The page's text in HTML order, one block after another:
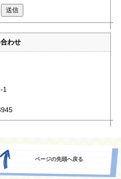
送信
わせ
1
ページの先頭へ戻る